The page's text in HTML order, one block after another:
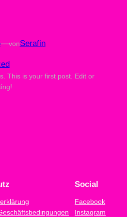
—vonSerafin
This is your first post. Edit or
Social
Facebook
Instagram